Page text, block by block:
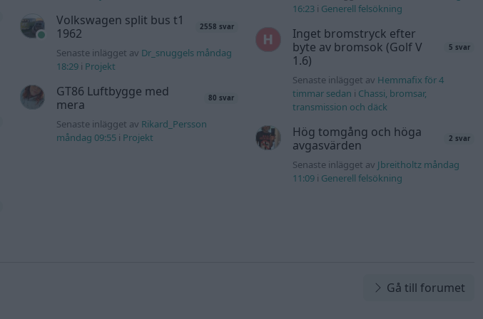
Volkswagen split bus t1
1962
2558 svar
Senaste inlägget av Dr_snuggels måndag
18:29i Projekt
GT86 Luftbygge med
mera
80 svar
Senaste inlägget av Rikard_Persson
måndag 09:55i Projekt
16:23i Generell felsökning
Inget bromstryck efter
byte av bromsok (Golf V
1.6)
5 svar
Senaste inlägget av Hemmafix för 4
timmar sedan i Chassi, bromsar,
transmission och däck
Hög tomgång och höga
avgasvärden
2 svar
Senaste inlägget av Jbreitholtz måndag
11:09i Generell felsökning
Gå till forumet